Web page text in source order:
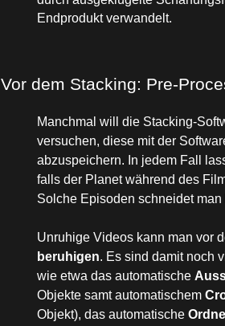
Endprodukt verwandelt.
Vor dem Stacking: Pre-
Manchmal will die Stacking-
versuchen, diese mit der
abzuspeichern. In jedem Fall
falls der Planet während des
Solche Episoden schneidet man
Unruhige Videos kann man vor
beruhigen. Es sind damit noch
wie etwa das automatische
Objekte samt automatischem
Objekt), das automatische